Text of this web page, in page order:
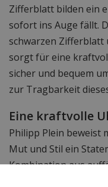
Zifferblatt bilden ein
sofort ins Auge fällt.
schwarzen Zifferblatt
sorgt für eine
sicher und bequem
zur Tragbarkeit
Eine kraftvolle
Philipp Plein beweist
Mut und Stil ein
Kombination aus